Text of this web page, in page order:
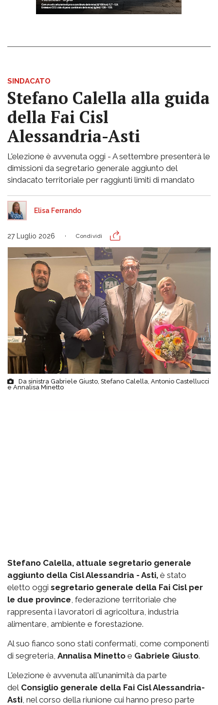
SINDACATO
Stefano Calella alla guida
della Fai Cisl
Alessandria-Asti
L'elezione è avvenuta oggi - A settembre presenterà le
dimissioni da segretario generale aggiunto del
sindacato territoriale per raggiunti limiti di mandato
Elisa Ferrando
27 Luglio 2026 Condividi
Da sinistra Gabriele Giusto, Stefano Calella, Antonio Castellucci
e Annalisa Minetto
Stefano Calella, attuale segretario generale
aggiunto della Cisl Alessandria - Asti, è stato
eletto oggi segretario generale della Fai Cisl per
le due province , federazione territoriale che
rappresenta i lavoratori di agricoltura, industria
alimentare, ambiente e forestazione.
Al suo fianco sono stati confermati, come componenti
di segreteria, Annalisa Minetto e Gabriele Giusto.
L'elezione è avvenuta all'unanimità da parte
del Consiglio generale della Fai Cisl Alessandria-
Asti , nel corso della riunione cui hanno preso parte